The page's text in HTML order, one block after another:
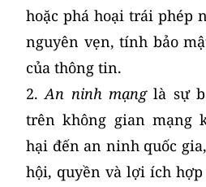
hoặc phá hoại trái phép
nguyên vẹn, tính bảo
của thông tin.
2. An ninh mạnglà sự
trên không gian mạng
hại đến an ninh quốc
hội, quyền và lợi ích hợp